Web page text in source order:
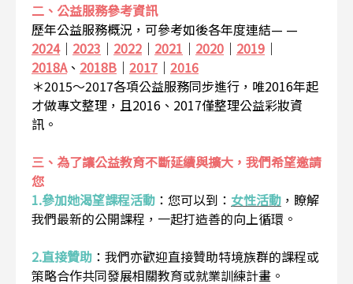
二、公益服務參考資訊
歷年公益服務概況，可參考如後各年度連結— —
2024｜ 2023 ｜ 2022 ｜ 2021 ｜ 2020 ｜ 2019 ｜
2018A、 2018B ｜ 2017 ｜ 2016
＊2015～2017各項公益服務同步進行，唯2016年起
才做專文整理，且2016、2017僅整理公益彩妝資
訊。
三、為了讓公益教育不斷延續與擴大，我們希望邀請
您
1.參加她渴望課程活動 ： 您可以到： 女性活動 ，瞭解
我們最新的公開課程，一起打造善的向上循環。
2.直接贊助 ： 我們亦歡迎直接贊助特境族群的課程或
策略合作共同發展相關教育或就業訓練計畫。